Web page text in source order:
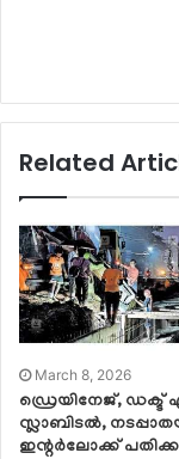
Related
March 8, 2026
ഡ്രെയിനേജ്, ഡക്ട്
സ്ലാബിടൽ,
ഇന്റർലോക്ക്